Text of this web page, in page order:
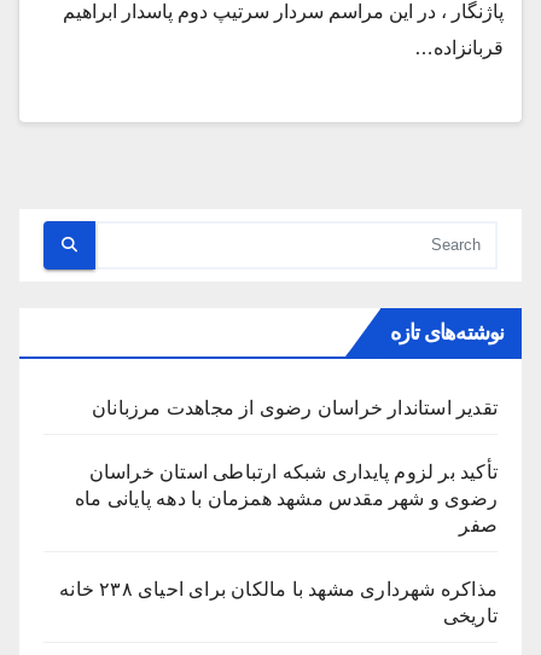
پاژنگار ، در این مراسم سردار سرتیپ دوم پاسدار ابراهیم
قربانزاده…
نوشته‌های تازه
تقدیر استاندار خراسان رضوی از مجاهدت مرزبانان
تأکید بر لزوم پایداری شبکه ارتباطی استان خراسان
رضوی و شهر مقدس مشهد همزمان با دهه پایانی ماه
صفر
مذاکره شهرداری مشهد با مالکان برای احیای ۲۳۸ خانه
تاریخی